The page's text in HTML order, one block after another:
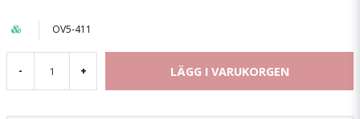
OV5-411
- + LÄGG I VARUKORGEN